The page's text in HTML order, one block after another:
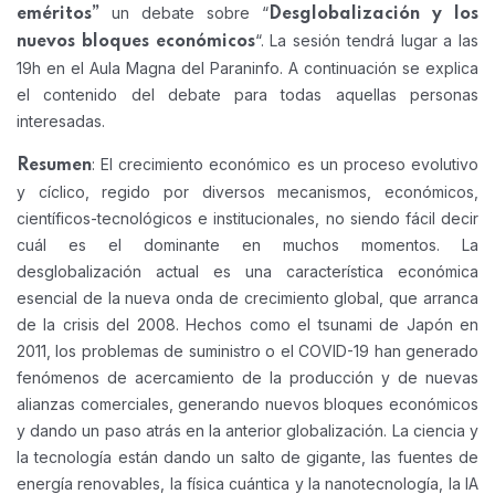
eméritos” un debate sobre “ Desglobalización y los
nuevos bloques económicos“. La sesión tendrá lugar a las
19h en el Aula Magna del Paraninfo. A continuación se explica
el contenido del debate para todas aquellas personas
interesadas.
Resumen: El crecimiento económico es un proceso evolutivo
y cíclico, regido por diversos mecanismos, económicos,
científicos-tecnológicos e institucionales, no siendo fácil decir
cuál es el dominante en muchos momentos. La
desglobalización actual es una característica económica
esencial de la nueva onda de crecimiento global, que arranca
de la crisis del 2008. Hechos como el tsunami de Japón en
2011, los problemas de suministro o el COVID-19 han generado
fenómenos de acercamiento de la producción y de nuevas
alianzas comerciales, generando nuevos bloques económicos
y dando un paso atrás en la anterior globalización. La ciencia y
la tecnología están dando un salto de gigante, las fuentes de
energía renovables, la física cuántica y la nanotecnología, la IA